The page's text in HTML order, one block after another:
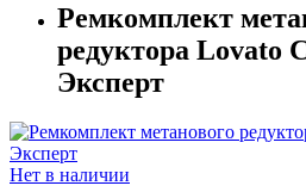
Ремкомплект
редуктора Lovato
Эксперт
Нет в наличии